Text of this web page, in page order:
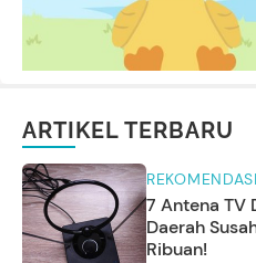
ARTIKEL TERBARU
7 Antena TV
Daerah
Ribuan!